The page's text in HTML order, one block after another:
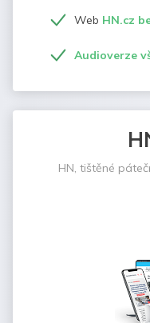
Web HN.cz
Audioverze
HN, tištěné